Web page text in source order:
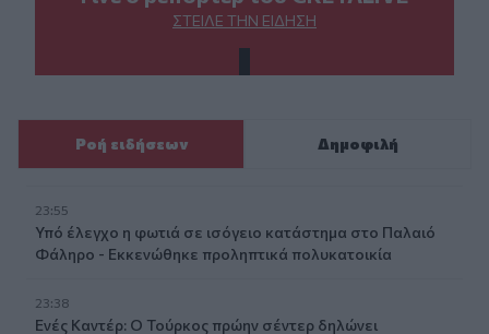
ΣΤΕΊΛΕ ΤΗΝ ΕΊΔΗΣΗ
Ροή ειδήσεων Δημοφιλή
23:55
Υπό έλεγχο η φωτιά σε ισόγειο κατάστημα στο Παλαιό
Φάληρο - Εκκενώθηκε προληπτικά πολυκατοικία
23:38
Ενές Καντέρ: Ο Τούρκος πρώην σέντερ δηλώνει